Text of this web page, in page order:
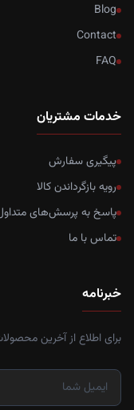
Blog
Contact
FAQ
خدمات مشتریان
پیگیری سفارش
رویه بازگرداندن کالا
پاسخ به پرسش‌های
تماس با ما
خبرنامه
برای اطلاع از آخرین